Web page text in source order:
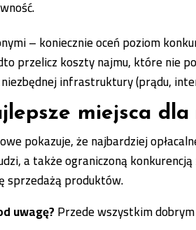
– koniecznie oceń poziom
przelicz koszty najmu, które nie
infrastruktury (prądu,
miejsca dla
pokazuje, że najbardziej
a także ograniczoną
sprzedażą produktów.
uwagę?Przede wszystkim